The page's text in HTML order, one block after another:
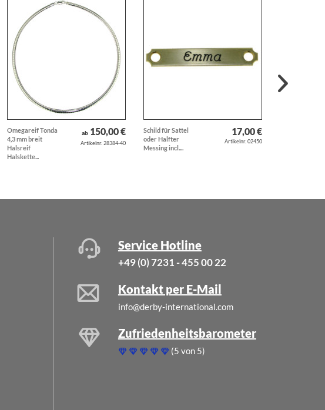
Omegareif Tonda
4,3 mm breit
Halsreif
Halskette...
ab 150,00 €
Artikelnr. 28384-40
Schild für Sattel
oder Halfter
Messing incl....
17,00 €
Artikelnr. 02450
Service Hotline
+49 (0) 7231 - 455 00 22
Kontakt per E-Mail
info@derby-international.com
Zufriedenheitsbarometer
(5 von 5)